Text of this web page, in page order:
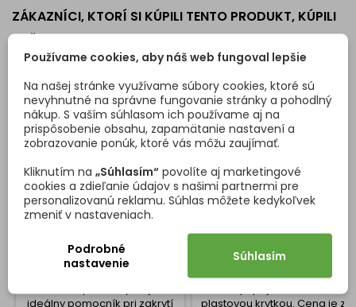
ZÁKAZNÍCI, KTORÍ SI KÚPILI TENTO PRODUKT, KÚPILI
TIEŽ:
SAMOLEPIACA KRYTKA /
DUB MLIEČNY
ideálny pomocník pri zakrytí
UHOLNÍK KOVOVÝ S
KRYTKOU PVC / ČIERNY
Kovový spojovací uholník s
plastovou krytkou. Cena je za
Používame cookies, aby náš web fungoval lepšie
Na našej stránke využívame súbory cookies, ktoré sú
nevyhnutné na správne fungovanie stránky a pohodlný
nákup. S vaším súhlasom ich používame aj na
prispôsobenie obsahu, zapamätanie nastavení a
zobrazovanie ponúk, ktoré vás môžu zaujímať.
Kliknutím na „Súhlasím“ povolíte aj marketingové
cookies a zdieľanie údajov s našimi partnermi pre
personalizovanú reklamu. Súhlas môžete kedykoľvek
zmeniť v nastaveniach.
Podrobné
nastavenie
Súhlasím